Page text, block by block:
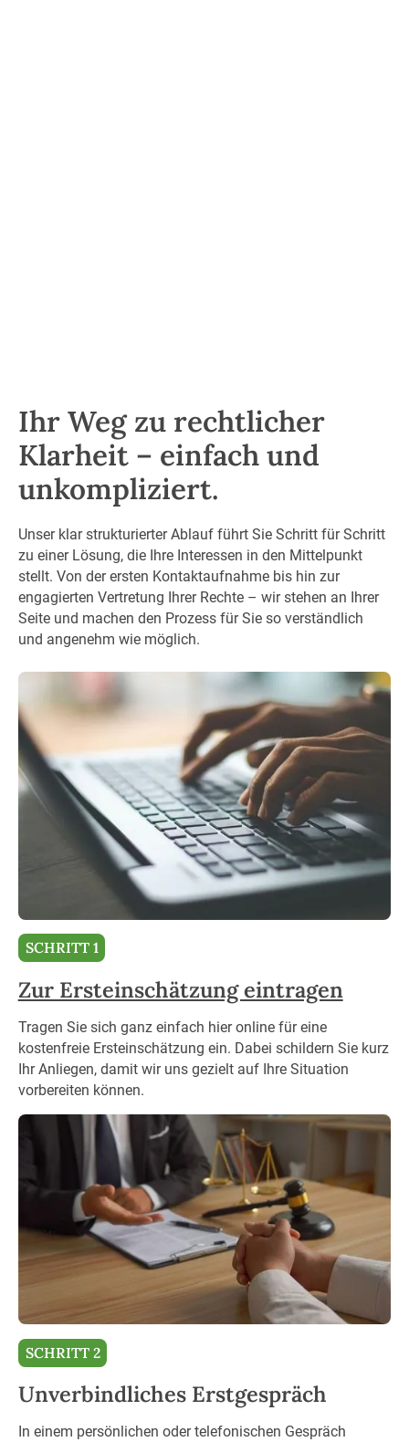
Ihr Weg zu rechtlicher
Klarheit – einfach und
unkompliziert.
Unser klar strukturierter Ablauf führt Sie Schritt für Schritt
zu einer Lösung, die Ihre Interessen in den Mittelpunkt
stellt. Von der ersten Kontaktaufnahme bis hin zur
engagierten Vertretung Ihrer Rechte – wir stehen an Ihrer
Seite und machen den Prozess für Sie so verständlich
und angenehm wie möglich.
SCHRITT 1
Zur Ersteinschätzung eintragen
Tragen Sie sich ganz einfach hier online für eine
kostenfreie Ersteinschätzung ein. Dabei schildern Sie kurz
Ihr Anliegen, damit wir uns gezielt auf Ihre Situation
vorbereiten können.
SCHRITT 2
Unverbindliches Erstgespräch
In einem persönlichen oder telefonischen Gespräch